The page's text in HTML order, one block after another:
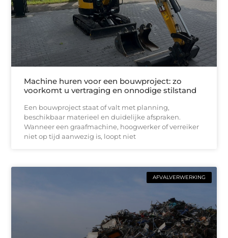
Machine huren voor een bouwproject: zo
voorkomt u vertraging en onnodige stilstand
Een bouwproject staat of valt met planning,
beschikbaar materieel en duidelijke afspraken.
Wanneer een graafmachine, hoogwerker of verreiker
niet op tijd aanwezig is, loopt niet
AFVALVERWERKING